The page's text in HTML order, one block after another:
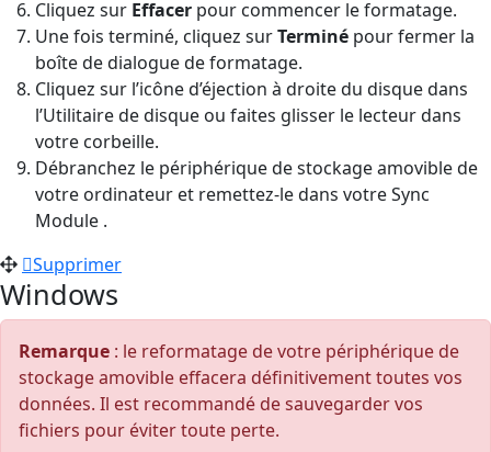
Cliquez sur Effacer pour commencer le formatage.
Une fois terminé, cliquez surTerminé pour fermer la
boîte de dialogue de formatage.
Cliquez sur l’icône d’éjection à droite du disque dans
l’Utilitaire de disque ou faites glisser le lecteur dans
votre corbeille.
Débranchez le périphérique de stockage amovible de
votre ordinateur et remettez-le dans votre Sync
Module .
Supprimer
Windows
Remarque : le reformatage de votre périphérique de
stockage amovible effacera définitivement toutes vos
données. Il est recommandé de sauvegarder vos
fichiers pour éviter toute perte.